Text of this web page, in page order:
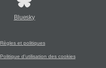
Bluesky
Règles et politiques
Politique d'utilisation des cookies